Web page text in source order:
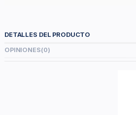
DETALLES DEL PRODUCTO
OPINIONES(0)